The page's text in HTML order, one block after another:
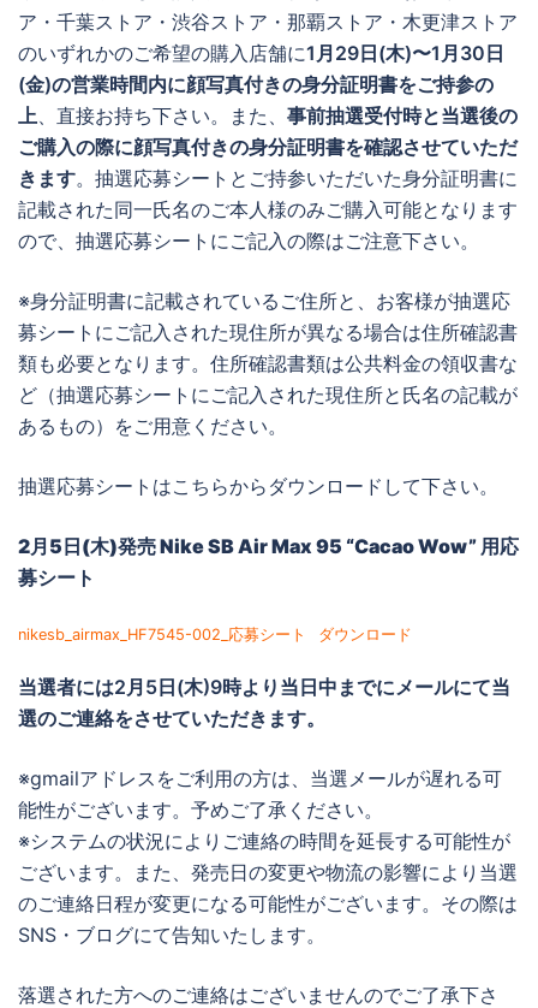
ア・千葉ストア・渋谷ストア・那覇ストア・木更津ストア
のいずれかのご希望の購入店舗に1月29日(木)〜1月30日
(金)の営業時間内に顔写真付きの身分証明書をご持参の
上、直接お持ち下さい。また、 事前抽選受付時と当選後の
ご購入の際に顔写真付きの身分証明書を確認させていただ
きます。抽選応募シートとご持参いただいた身分証明書に
記載された同一氏名のご本人様のみご購入可能となります
ので、抽選応募シートにご記入の際はご注意下さい。
※身分証明書に記載されているご住所と、お客様が抽選応
募シートにご記入された現住所が異なる場合は住所確認書
類も必要となります。住所確認書類は公共料金の領収書な
ど（抽選応募シートにご記入された現住所と氏名の記載が
あるもの）をご用意ください。
抽選応募シートはこちらからダウンロードして下さい。
2月5日(木)発売 Nike SB Air Max 95 “Cacao Wow” 用応
募シート
nikesb_airmax_HF7545-002_応募シート ダウンロード
当選者には2月5日(木)9時より当日中までに メールにて当
選のご連絡をさせていただきます。
※gmailアドレスをご利用の方は、当選メールが遅れる可
能性がございます。予めご了承ください。
※システムの状況によりご連絡の時間を延長する可能性が
ございます。また、発売日の変更や物流の影響により当選
のご連絡日程が変更になる可能性がございます。その際は
SNS・ブログにて告知いたします。
落選された方へのご連絡はございませんのでご了承下さ